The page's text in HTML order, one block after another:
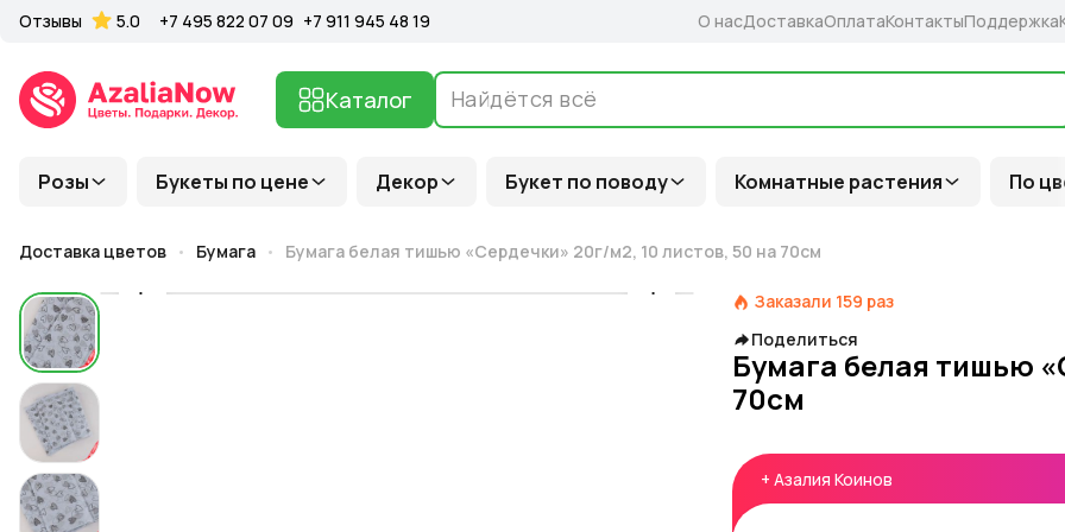
Розы Букеты по цене Декор Букет по поводу Комнатные растения По
Каталог
Отзывы 5.0 +7 495 822 07 09 +7 911 945 48 19 О насДоставкаОплатаКонтактыПоддержка
Доставка цветов Бумага Бумага белая тишью «Сердечки» 20г/м2, 10 листов, 50 на 70см
Заказали 159 раз
Поделиться
Бумага белая тишью
70см
+ Азалия Коинов